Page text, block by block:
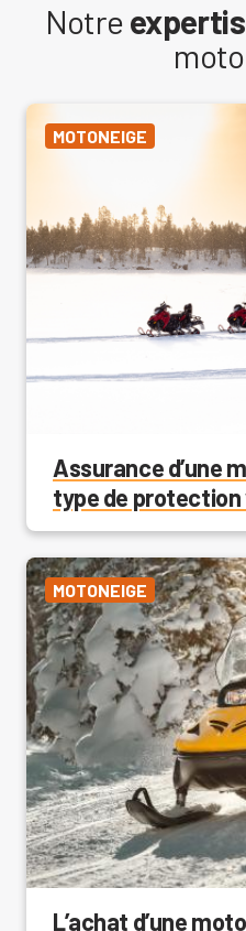
Notre
MOTONEIGE
Assurance d’une
type de
MOTONEIGE
L’achat d’une